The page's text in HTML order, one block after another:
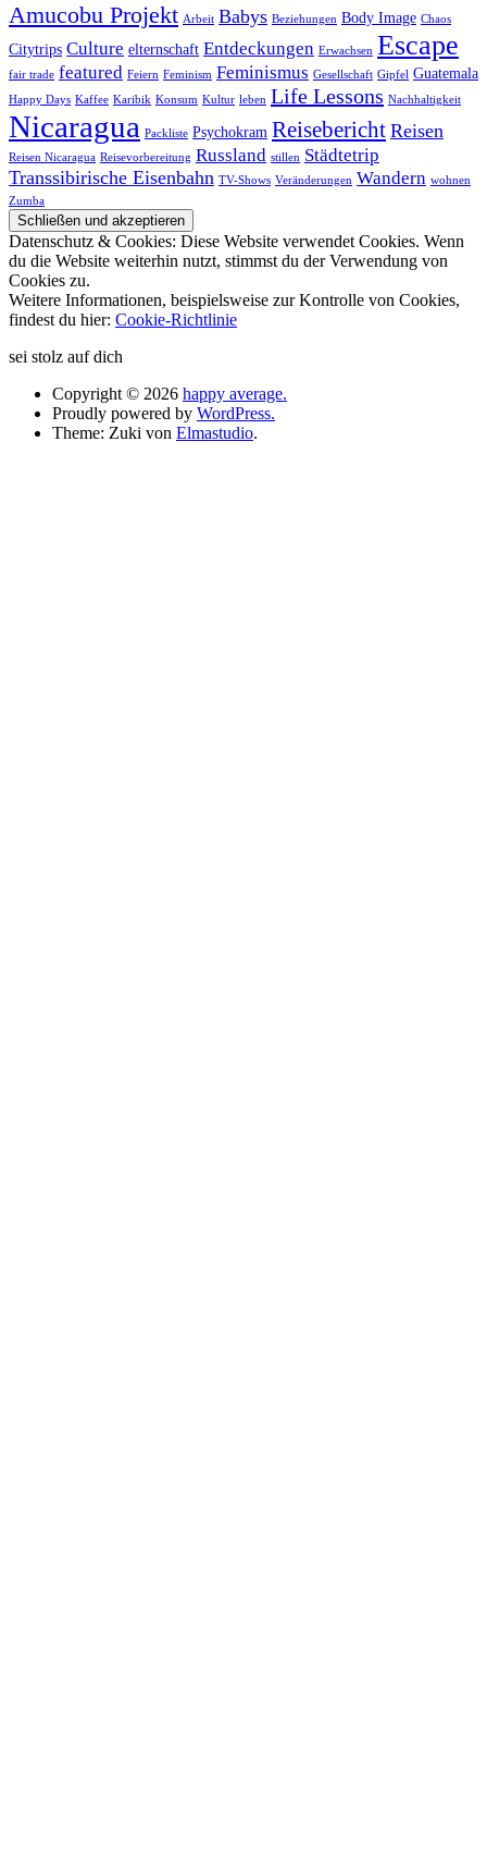
Amucobu Projekt Arbeit Babys Beziehungen Body Image Chaos
Citytrips Culture elternschaft Entdeckungen Erwachsen Escape
fair trade featured Feiern Feminism Feminismus Gesellschaft Gipfel Guatemala
Happy Days Kaffee Karibik Konsum Kultur leben Life Lessons Nachhaltigkeit
Nicaragua Packliste Psychokram Reisebericht Reisen
Reisen Nicaragua Reisevorbereitung Russland stillen Städtetrip
Transsibirische Eisenbahn TV-Shows Veränderungen Wandern wohnen
Zumba
Datenschutz & Cookies: Diese Website verwendet Cookies. Wenn
du die Website weiterhin nutzt, stimmst du der Verwendung von
Cookies zu.
Weitere Informationen, beispielsweise zur Kontrolle von Cookies,
findest du hier: Cookie-Richtlinie
sei stolz auf dich
Copyright © 2026 happy average.
Proudly powered by WordPress.
Theme: Zuki von Elmastudio.